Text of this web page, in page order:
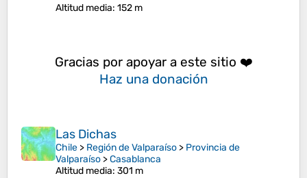
Altitud media: 152 m
Gracias por apoyar a este sitio ❤️
Haz una donación
Las Dichas
Chile > Región de Valparaíso > Provincia de
Valparaíso >Casablanca
Altitud media: 301 m